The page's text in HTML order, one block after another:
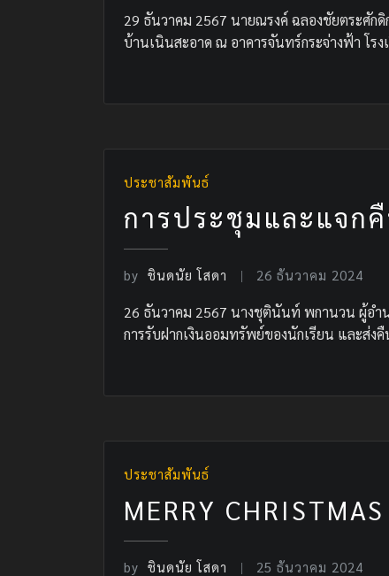
29 ธันวาคม 2567 นายณรงค์ ฉลองชัยตระศัก
บ้านเนินสะอาด ณ อาคารจันทร์กระจ่างฟ้า โร
ประชาสัมพันธ์
การประชุมและแจก
by ชินดนัย โสดา 26 ธันวาคม 2024
26 ธันวาคม 2567 นางชุตินันท์ พกานวน ผู้อำน
การรับฝากเงินออมทรัพย์ของนักเรียน และส่ง
ประชาสัมพันธ์
MERRY
by ชินดนัย โสดา 25 ธันวาคม 2024